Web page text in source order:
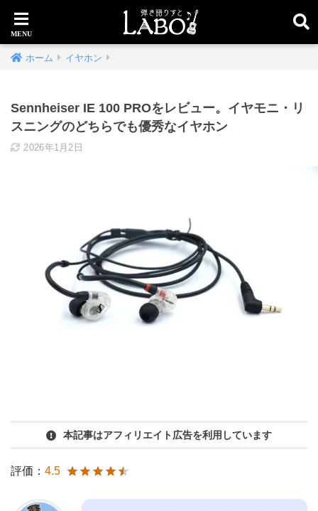
ホーム イヤホン
Sennheiser IE 100 PROをレビュー。イヤモニ・リ
スニングのどちらでも優秀なイヤホン
2026年1月2日
本記事はアフィリエイト広告を利用しています
評価： 4.5